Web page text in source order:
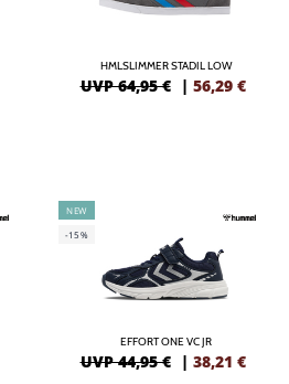
HMLSLIMMER STADIL LOW
UVP 64,95 € | 56,29 €
NEW
-15%
EFFORT ONE VC JR
UVP 44,95 € | 38,21 €